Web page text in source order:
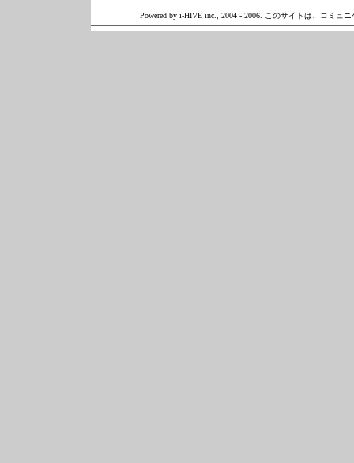
Powered by i-HIVE inc., 2004 - 2006. このサイトは、コミュ